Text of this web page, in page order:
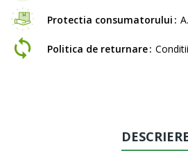
Protectia consumatorului
Politica de returnare